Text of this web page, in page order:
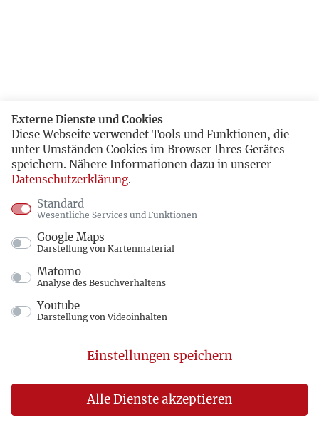
Externe Dienste und Cookies
Diese Webseite verwendet Tools und Funktionen, die
unter Umständen Cookies im Browser Ihres Gerätes
speichern. Nähere Informationen dazu in unserer
Datenschutzerklärung.
Standard
Wesentliche Services und Funktionen
Google Maps
Darstellung von Kartenmaterial
Matomo
Analyse des Besuchverhaltens
Youtube
Darstellung von Videoinhalten
Alle Dienste akzeptieren
Einstellungen speichern